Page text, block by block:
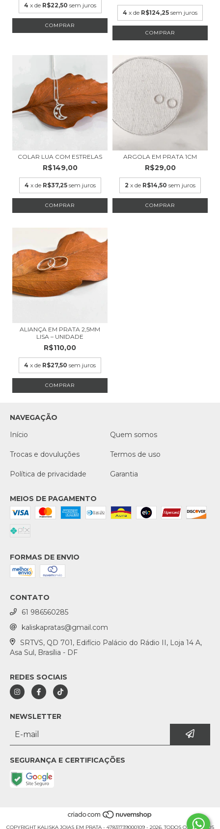
4 x de R$22,50 sem juros
4 x de R$124,25 sem juros
COLAR LUA COM ESTRELAS
R$149,00
4 x de R$37,25 sem juros
COMPRAR
ARGOLA EM PRATA 1CM
R$29,00
2 x de R$14,50 sem juros
ALIANÇA EM PRATA 2,5MM
LISA – UNIDADE
R$110,00
4 x de R$27,50 sem juros
COMPRAR
NAVEGAÇÃO
Início
Quem somos
Trocas e dovuluções Termos de uso
Política de privacidade Garantia
MEIOS DE PAGAMENTO
FORMAS DE ENVIO
CONTATO
61 986560285
kaliskapratas@gmail.com
SRTVS, QD 701, Edifício Palácio do Rádio II, Loja 14 A,
Asa Sul, Brasília - DF
REDES SOCIAIS
NEWSLETTER
SEGURANÇA E CERTIFICAÇÕES
COPYRIGHT KALISKA JOIAS EM PRATA - 47831739000109 - 2026. TODOS OS DIREITOS